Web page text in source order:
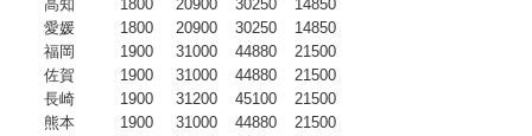
高知
1800 20900 30250
14850
愛媛
1800 20900 30250
14850
福岡
1900 31000 44880
21500
佐賀
1900 31000 44880
21500
長崎
1900 31200 45100
21500
熊本
1900 31000 44880
21500